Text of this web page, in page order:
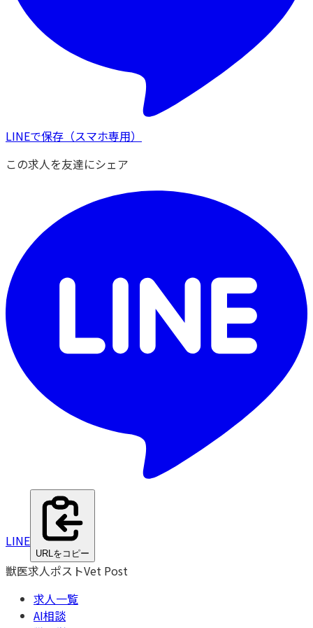
LINEで保存 （スマホ専用）
この求人を友達にシェア
LINE
URLをコピー
獣医求人ポストVet Post
求人一覧
AI相談